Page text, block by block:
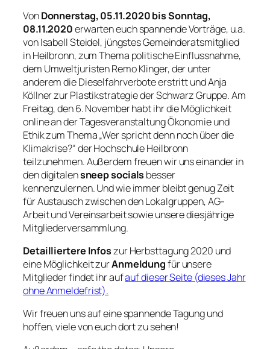
VonDonnerstag, 05.11.2020 bis Sonntag,
08.11.2020erwarten euch spannende Vorträge, u.a.
von Isabell Steidel, jüngstes Gemeinderatsmitglied
in Heilbronn, zum Thema politische Einflussnahme,
dem Umweltjuristen Remo Klinger, der unter
anderem die Dieselfahrverbote erstritt und Anja
Köllner zur Plastikstrategie der Schwarz Gruppe. Am
Freitag, den 6. November habt ihr die Möglichkeit
online an der Tagesveranstaltung Ökonomie und
Ethikzum Thema „Wer spricht denn noch über die
Klimakrise?“ der Hochschule Heilbronn
teilzunehmen. Außerdem freuen wir uns einander in
den digitalensneep socials besser
kennenzulernen. Und wie immer bleibt genug Zeit
für Austausch zwischen den Lokalgruppen, AG-
Arbeit und Vereinsarbeit sowie unsere diesjährige
Mitgliederversammlung.
Detailliertere Infoszur Herbsttagung 2020 und
eine Möglichkeit zurAnmeldungfür unsere
Mitglieder findet ihr aufauf dieser Seite (dieses Jahr
ohne Anmeldefrist).
Wir freuen uns auf eine spannende Tagung und
hoffen, viele von euch dort zu sehen!